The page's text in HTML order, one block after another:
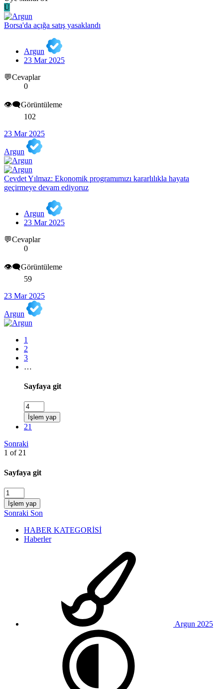
Ü
Borsa'da açığa satış yasaklandı
Argun
23 Mar 2025
💬Cevaplar
0
👁️‍🗨️Görüntüleme
102
23 Mar 2025
Argun
Cevdet Yılmaz: Ekonomik programımızı kararlılıkla hayata
geçirmeye devam ediyoruz
Argun
23 Mar 2025
💬Cevaplar
0
👁️‍🗨️Görüntüleme
59
23 Mar 2025
Argun
1
2
3
…
Sayfaya git
İşlem yap
21
Sonraki
1 of 21
Sayfaya git
İşlem yap
Sonraki Son
HABER KATEGORİSİ
Haberler
Argun 2025